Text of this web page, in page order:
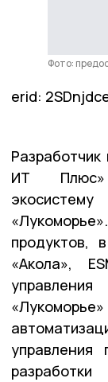
Фото:
erid:
ИТ Плюс»
продуктов,
«Акола»,